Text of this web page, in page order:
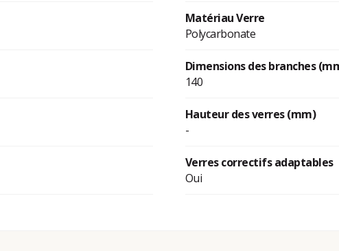
Matériau Verre
Polycarbonate
Dimensions des branches
140
Hauteur des verres (mm)
-
Verres correctifs adaptables
Oui